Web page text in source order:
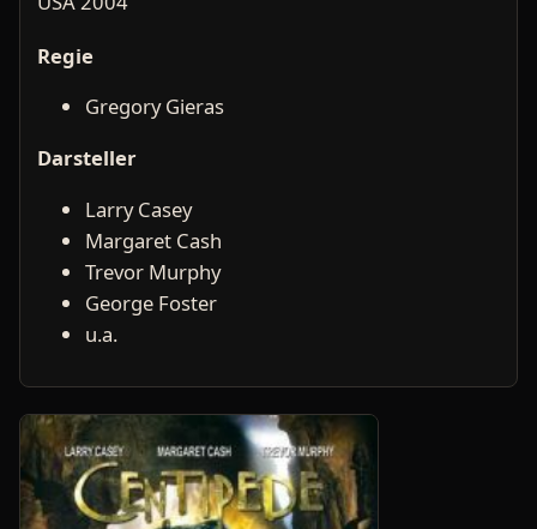
Regie
Gregory Gieras
Darsteller
Larry Casey
Margaret Cash
Trevor Murphy
George Foster
u.a.